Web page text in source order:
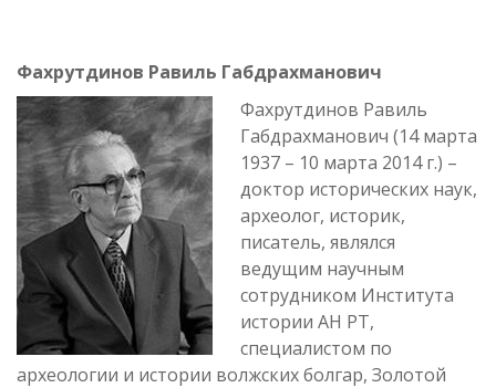
Фахрутдинов Равиль Габдрахманович
Фахрутдинов Равиль
Габдрахманович (14 марта
1937 – 10 марта 2014 г.) –
доктор исторических наук,
археолог, историк,
писатель, являлся
ведущим научным
сотрудником Института
истории АН РТ,
специалистом по
археологии и истории волжских болгар, Золотой